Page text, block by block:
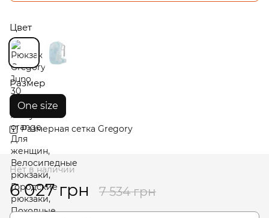
Цвет
Размер
One size
Размерная сетка Gregory
Нет в наличии
6 027 грн 7 534 грн